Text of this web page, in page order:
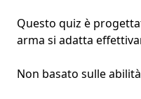
Questo quiz è
arma si adatta
Non basato sulle